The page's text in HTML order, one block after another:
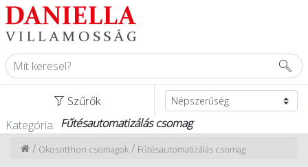
Szűrők
Kategória: Fűtésautomatizálás csomag
Fűtésautomatizálás csomag
/
Okosotthon csomagok
/